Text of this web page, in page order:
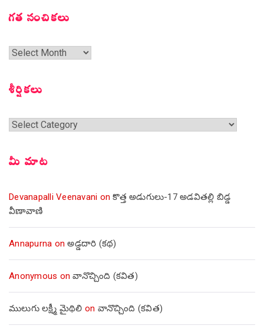
గత సంచికలు
గత
శీర్షికలు
శీర్షికలు
మీ మాట
Devanapalli Veenavani onకొత్త అడుగులు-17 అడవితల్లి బిడ్డ
వీణావాణి
Annapurna onఅడ్డదారి (కథ)
Anonymous onవానొచ్చింది (కవిత)
ములుగు లక్ష్మీ మైథిలి on వానొచ్చింది (కవిత)